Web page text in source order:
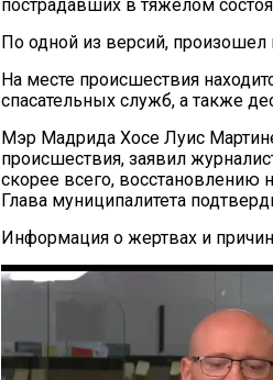
пострадавших в тяжелом
По одной из версий, произошел
На месте происшествия
спасательных служб, а также
Мэр Мадрида Хосе Луис
происшествия, заявил
скорее всего, восстановлению
Глава муниципалитета
Информация о жертвах и